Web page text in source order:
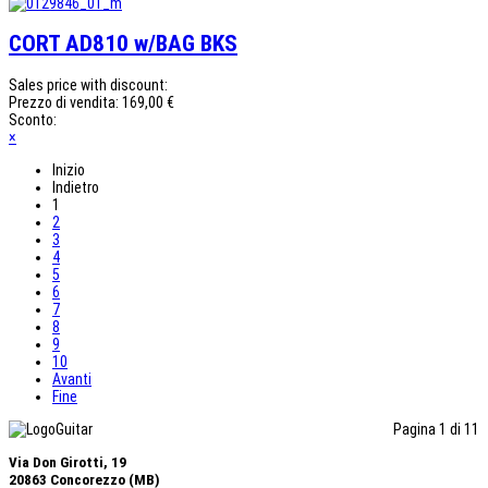
CORT AD810 w/BAG BKS
Sales price with discount:
Prezzo di vendita: 169,00 €
Sconto:
×
Inizio
Indietro
1
2
3
4
5
6
7
8
9
10
Avanti
Fine
Pagina 1 di 11
Via Don Girotti, 19
20863 Concorezzo (MB)